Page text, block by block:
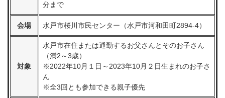
分まで
会場 水戸市桜川市民センター（水戸市河和田町2894-4）
対象
水戸市在住または通勤するお父さんとそのお子さん
（満2～3歳）
※2022年10月１日～2023年10月２日生まれのお子さ
ん
※全3回とも参加できる親子優先